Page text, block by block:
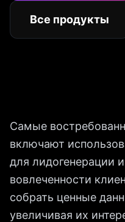
Все продукты
Самые
включают
для лидогенерации
вовлеченности
собрать ценные
увеличивая их